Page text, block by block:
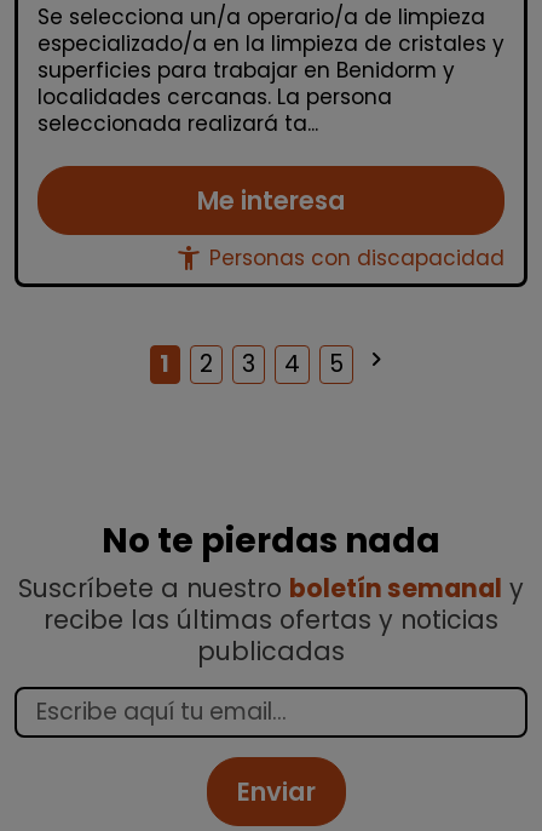
Se selecciona un/a operario/a de limpieza
especializado/a en la limpieza de cristales y
superficies para trabajar en Benidorm y
localidades cercanas. La persona
seleccionada realizará ta...
Me interesa
accessibility_new Personas con discapacidad
1 2 3 4 5 keyboard_arrow_right
No te pierdas nada
Suscríbete a nuestro boletín semanal y
recibe las últimas ofertas y noticias
publicadas
Enviar